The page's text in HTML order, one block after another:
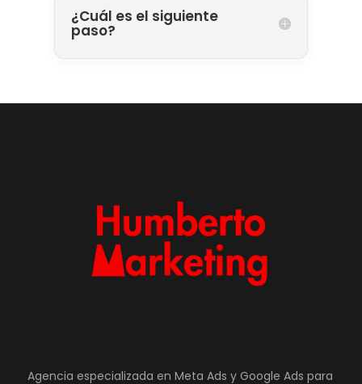
¿Cuál es el siguiente
paso?
Agencia especializada en Meta Ads y Google Ads para